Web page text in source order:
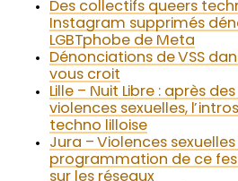
Des collectifs queers
Instagram supprimés
LGBTphobe de Meta
Dénonciations de VSS
vous croit
Lille – Nuit Libre : après
violences sexuelles,
techno lilloise
Jura – Violences
programmation de ce
sur les réseaux